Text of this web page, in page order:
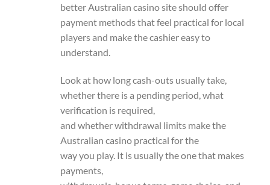
better Australian casino site should offer
payment methods that feel practical for local
players and make the cashier easy to
understand.
Look at how long cash-outs usually take,
whether there is a pending period, what
verification is required,
and whether withdrawal limits make the
Australian casino practical for the
way you play. It is usually the one that makes
payments,